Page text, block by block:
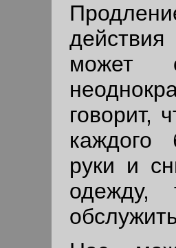
может
говорит,
каждого
руки и
одежду,